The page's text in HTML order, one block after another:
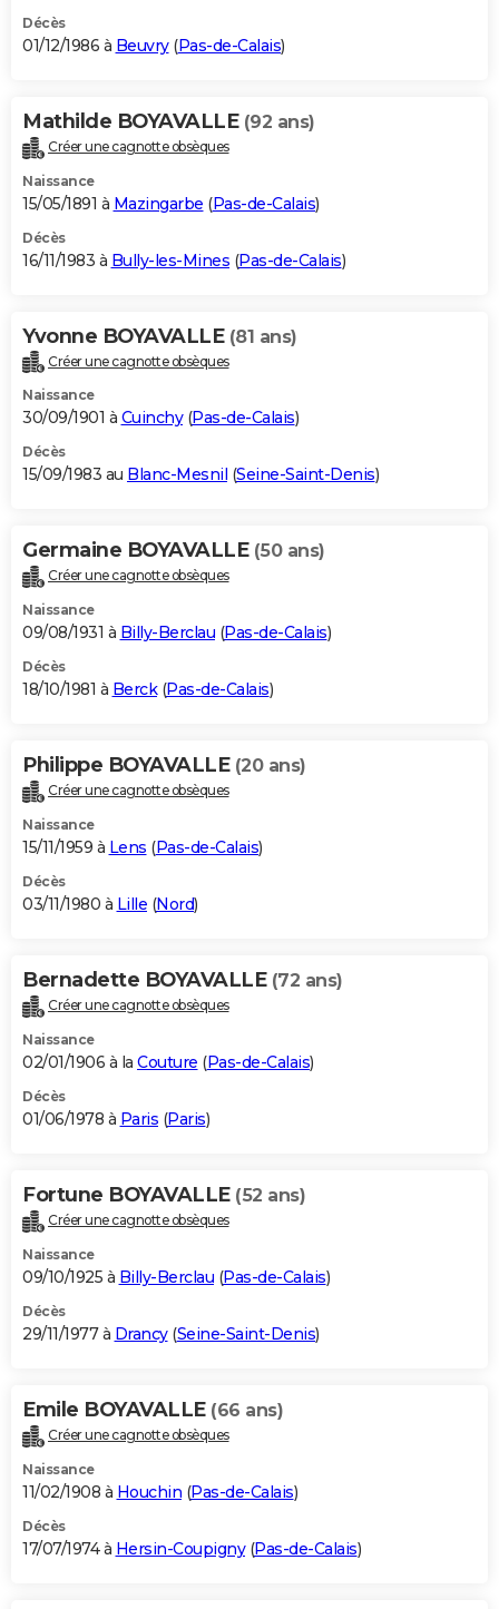
Décès
01/12/1986 à Beuvry(Pas-de-Calais)
Mathilde BOYAVALLE (92 ans)
Créer une cagnotte obsèques
Naissance
15/05/1891 à Mazingarbe (Pas-de-Calais)
Décès
16/11/1983 à Bully-les-Mines (Pas-de-Calais)
Yvonne BOYAVALLE (81 ans)
Créer une cagnotte obsèques
Naissance
30/09/1901 à Cuinchy(Pas-de-Calais)
Décès
15/09/1983 au Blanc-Mesnil (Seine-Saint-Denis)
Germaine BOYAVALLE (50 ans)
Créer une cagnotte obsèques
Naissance
09/08/1931 à Billy-Berclau (Pas-de-Calais)
Décès
18/10/1981 à Berck(Pas-de-Calais)
Philippe BOYAVALLE (20 ans)
Créer une cagnotte obsèques
Naissance
15/11/1959 à Lens (Pas-de-Calais)
Décès
03/11/1980 à Lille (Nord)
Bernadette BOYAVALLE (72 ans)
Créer une cagnotte obsèques
Naissance
02/01/1906 à la Couture (Pas-de-Calais)
Décès
01/06/1978 à Paris (Paris)
Fortune BOYAVALLE (52 ans)
Créer une cagnotte obsèques
Naissance
09/10/1925 à Billy-Berclau (Pas-de-Calais)
Décès
29/11/1977 à Drancy(Seine-Saint-Denis)
Emile BOYAVALLE (66 ans)
Créer une cagnotte obsèques
Naissance
11/02/1908 à Houchin (Pas-de-Calais)
Décès
17/07/1974 à Hersin-Coupigny(Pas-de-Calais)